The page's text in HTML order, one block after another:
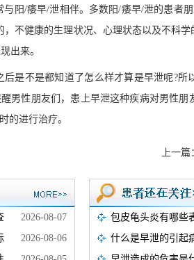
阳/痿早/泄相伴。多数阳/痿早/泄的患者
不健康的生理状况、心理状态以及不科
出来。
是不是都知道了怎么样才算是早泄呢?所
男性朋友们，患上早泄这种疾病对男性朋
的进行治疗。
上一篇
2026-08-07
2026-08-06
包皮龟头炎有哪些
什么是早泄的引起